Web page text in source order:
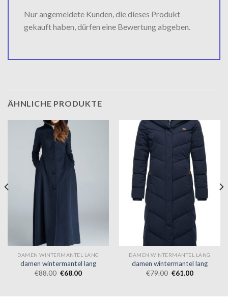
Nur angemeldete Kunden, die dieses Produkt
gekauft haben, dürfen eine Bewertung abgeben.
ÄHNLICHE PRODUKTE
DAMEN WINTERMANTEL LANG
damen wintermantel lang
€88.00 €68.00
DAMEN WINTERMANTEL LANG
damen wintermantel lang
€79.00 €61.00